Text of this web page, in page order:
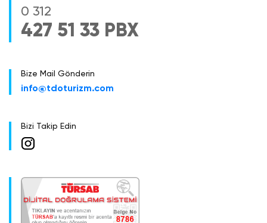
0 312
427 51 33 PBX
Bize Mail Gönderin
info@tdoturizm.com
Bizi Takip Edin